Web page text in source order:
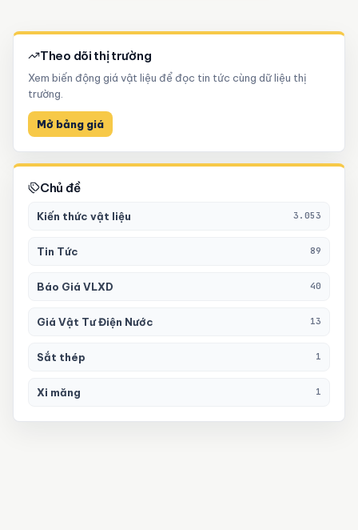
Theo dõi thị trường
Xem biến động giá vật liệu để đọc tin tức cùng dữ liệu thị
trường.
Mở bảng giá
Chủ đề
Kiến thức vật liệu 3.053
Tin Tức 89
Báo Giá VLXD 40
Giá Vật Tư Điện Nước 13
Sắt thép 1
Xi măng 1